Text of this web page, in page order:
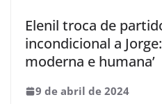
Elenil troca de
incondicional a
moderna e humana’
9 de abril de 2024